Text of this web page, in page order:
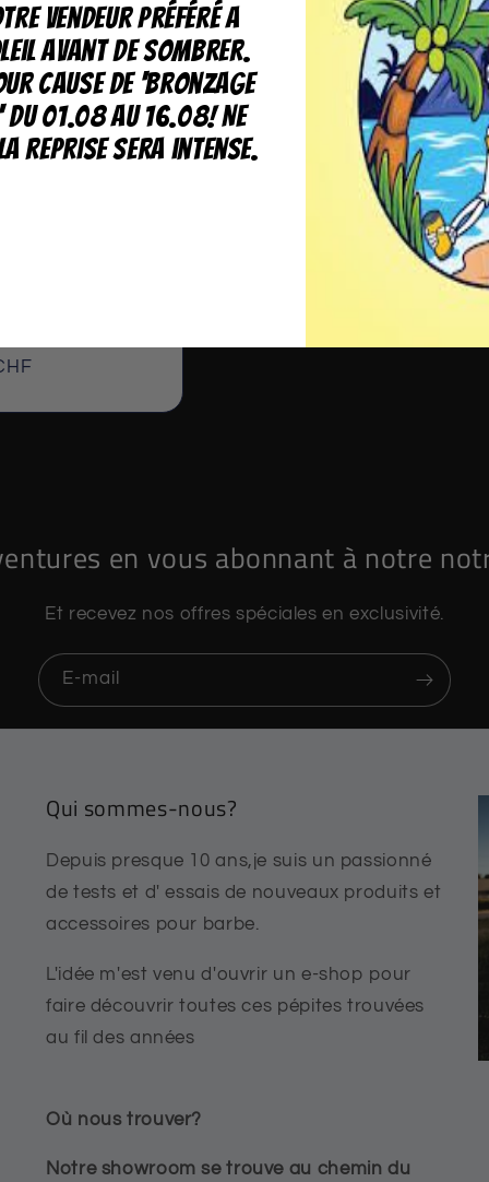
en vous abonnant à notre
Et recevez nos offres spéciales en exclusivité.
E-mail
Qui sommes-nous?
Depuis presque 10 ans,je suis un passionné
de tests et d' essais de nouveaux produits et
accessoires pour barbe.
L'idée m'est venu d'ouvrir un e-shop pour
faire découvrir toutes ces pépites trouvées
au fil des années
Où nous trouver?
Notre showroom se trouve au chemin du
vendeur préféré a
avant de sombrer.
cause de 'bronzage
01.08 au 16.08! Ne
reprise sera intense.